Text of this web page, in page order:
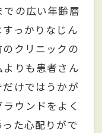
での広い年齢層
っかりなじん
クリニックの
りも患者さん
けではうかが
ウンドをよく
た心配りがで